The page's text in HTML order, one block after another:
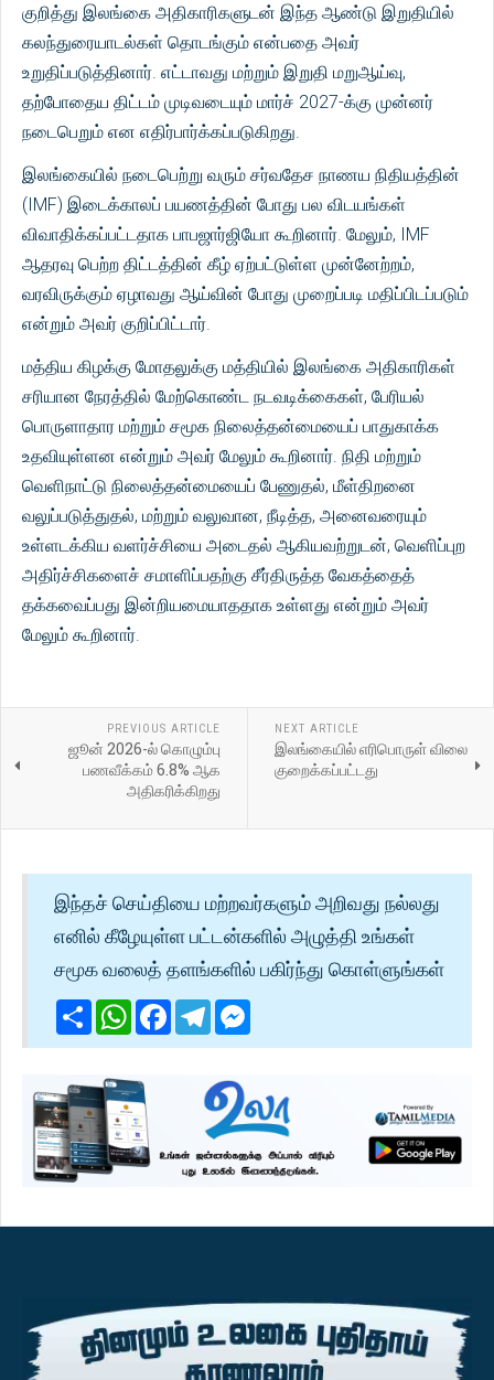
குறித்து இலங்கை அதிகாரிகளுடன் இந்த ஆண்டு இறுதியில்
கலந்துரையாடல்கள் தொடங்கும் என்பதை அவர்
உறுதிப்படுத்தினார். எட்டாவது மற்றும் இறுதி மறுஆய்வு,
தற்போதைய திட்டம் முடிவடையும் மார்ச் 2027-க்கு முன்னர்
நடைபெறும் என எதிர்பார்க்கப்படுகிறது.
இலங்கையில் நடைபெற்று வரும் சர்வதேச நாணய நிதியத்தின்
(IMF) இடைக்காலப் பயணத்தின் போது பல விடயங்கள்
விவாதிக்கப்பட்டதாக பாபஜார்ஜியோ கூறினார். மேலும், IMF
ஆதரவு பெற்ற திட்டத்தின் கீழ் ஏற்பட்டுள்ள முன்னேற்றம்,
வரவிருக்கும் ஏழாவது ஆய்வின் போது முறைப்படி மதிப்பிடப்படும்
என்றும் அவர் குறிப்பிட்டார்.
மத்திய கிழக்கு மோதலுக்கு மத்தியில் இலங்கை அதிகாரிகள்
சரியான நேரத்தில் மேற்கொண்ட நடவடிக்கைகள், பேரியல்
பொருளாதார மற்றும் சமூக நிலைத்தன்மையைப் பாதுகாக்க
உதவியுள்ளன என்றும் அவர் மேலும் கூறினார். நிதி மற்றும்
வெளிநாட்டு நிலைத்தன்மையைப் பேணுதல், மீள்திறனை
வலுப்படுத்துதல், மற்றும் வலுவான, நீடித்த, அனைவரையும்
உள்ளடக்கிய வளர்ச்சியை அடைதல் ஆகியவற்றுடன், வெளிப்புற
அதிர்ச்சிகளைச் சமாளிப்பதற்கு சீர்திருத்த வேகத்தைத்
தக்கவைப்பது இன்றியமையாததாக உள்ளது என்றும் அவர்
மேலும் கூறினார்.
PREVIOUS ARTICLE
ஜூன் 2026-ல் கொழும்பு
பணவீக்கம் 6.8% ஆக
அதிகரிக்கிறது
NEXT ARTICLE
இலங்கையில் எரிபொருள் விலை
குறைக்கப்பட்டது
இந்தச் செய்தியை மற்றவர்களும் அறிவது நல்லது
எனில் கீழேயுள்ள பட்டன்களில் அழுத்தி உங்கள்
சமூக வலைத் தளங்களில் பகிர்ந்து கொள்ளுங்கள்
ShareWhatsApp
Facebook
Telegram